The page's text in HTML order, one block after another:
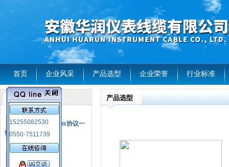
首页 企业风采 产品选型 企业荣誉 行业标准
15255082530
0550-7511739
产品列表
风电温度传感器
RS485通讯modbus协议一
体化现场智能仪表
热电偶
产品选型